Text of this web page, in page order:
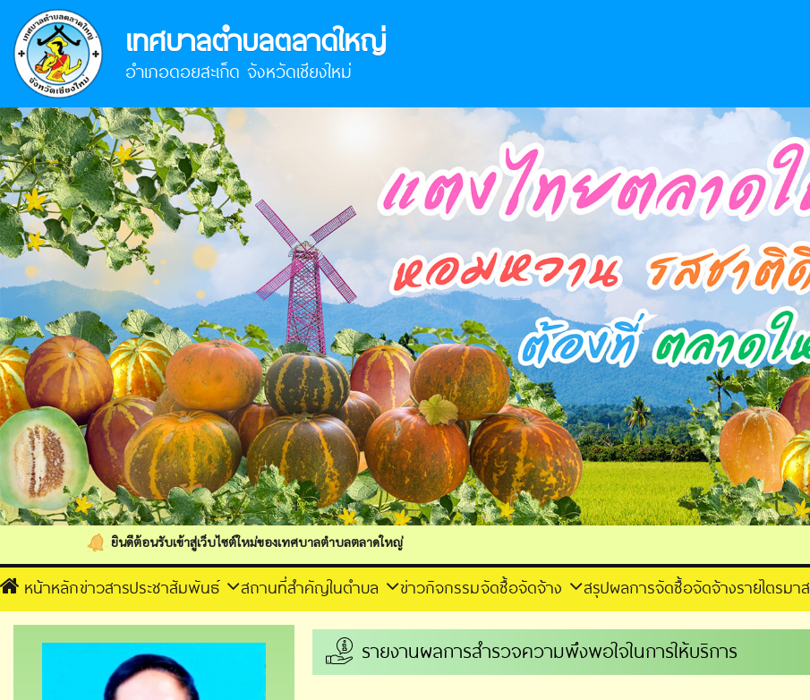
เทศบาลตำบลตลาดใหญ่
อำเภอดอยสะเก็ด จังหวัดเชียงใหม่
ยินดีต้อนรับเข้าสู่เว็บไซต์ใหม่ของเทศบาลตำบลตลาดใหญ่
หน้าหลักข่าวสารประชาสัมพันธ์ สถานที่สำคัญในตำบล ข่าวกิจกรรมจัดซื้อจัดจ้าง สรุปผลการจัดซื้อจัดจ้างรายไตรมาส
รายงานผลการสำรวจความพึงพอใจในการให้บริการ